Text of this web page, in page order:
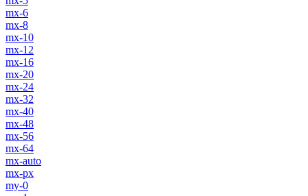
mx-6
mx-8
mx-10
mx-12
mx-16
mx-20
mx-24
mx-32
mx-40
mx-48
mx-56
mx-64
mx-auto
mx-px
my-0